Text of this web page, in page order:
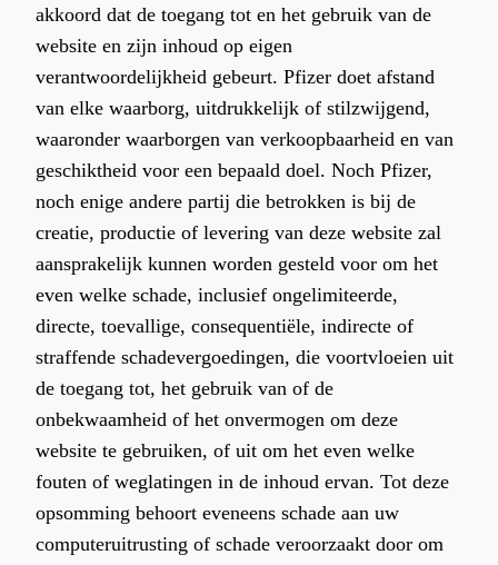
akkoord dat de toegang tot en het gebruik van de
website en zijn inhoud op eigen
verantwoordelijkheid gebeurt. Pfizer doet afstand
van elke waarborg, uitdrukkelijk of stilzwijgend,
waaronder waarborgen van verkoopbaarheid en van
geschiktheid voor een bepaald doel. Noch Pfizer,
noch enige andere partij die betrokken is bij de
creatie, productie of levering van deze website zal
aansprakelijk kunnen worden gesteld voor om het
even welke schade, inclusief ongelimiteerde,
directe, toevallige, consequentiële, indirecte of
straffende schadevergoedingen, die voortvloeien uit
de toegang tot, het gebruik van of de
onbekwaamheid of het onvermogen om deze
website te gebruiken, of uit om het even welke
fouten of weglatingen in de inhoud ervan. Tot deze
opsomming behoort eveneens schade aan uw
computeruitrusting of schade veroorzaakt door om